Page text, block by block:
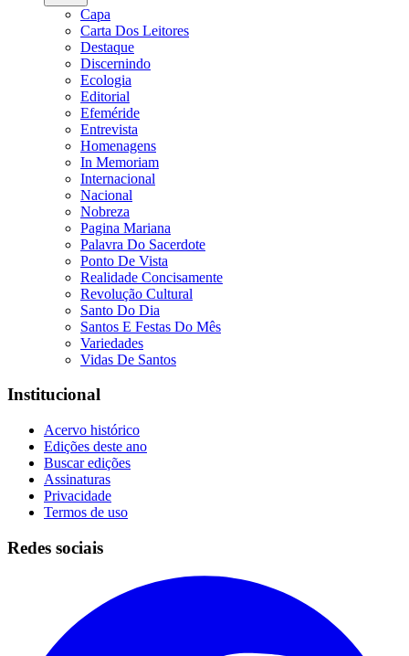
Capa
Carta Dos Leitores
Destaque
Discernindo
Ecologia
Editorial
Efeméride
Entrevista
Homenagens
In Memoriam
Internacional
Nacional
Nobreza
Pagina Mariana
Palavra Do Sacerdote
Ponto De Vista
Realidade Concisamente
Revolução Cultural
Santo Do Dia
Santos E Festas Do Mês
Variedades
Vidas De Santos
Institucional
Acervo histórico
Edições deste ano
Buscar edições
Assinaturas
Privacidade
Termos de uso
Redes sociais